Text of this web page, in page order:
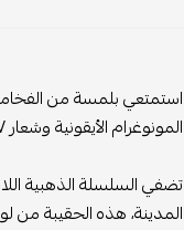
استمتعي بلمسة من
المونوغرام الأيقونية وشعار LV البارز.
تضفي السلسلة الذهبية
المدينة، هذه الحقيبة من